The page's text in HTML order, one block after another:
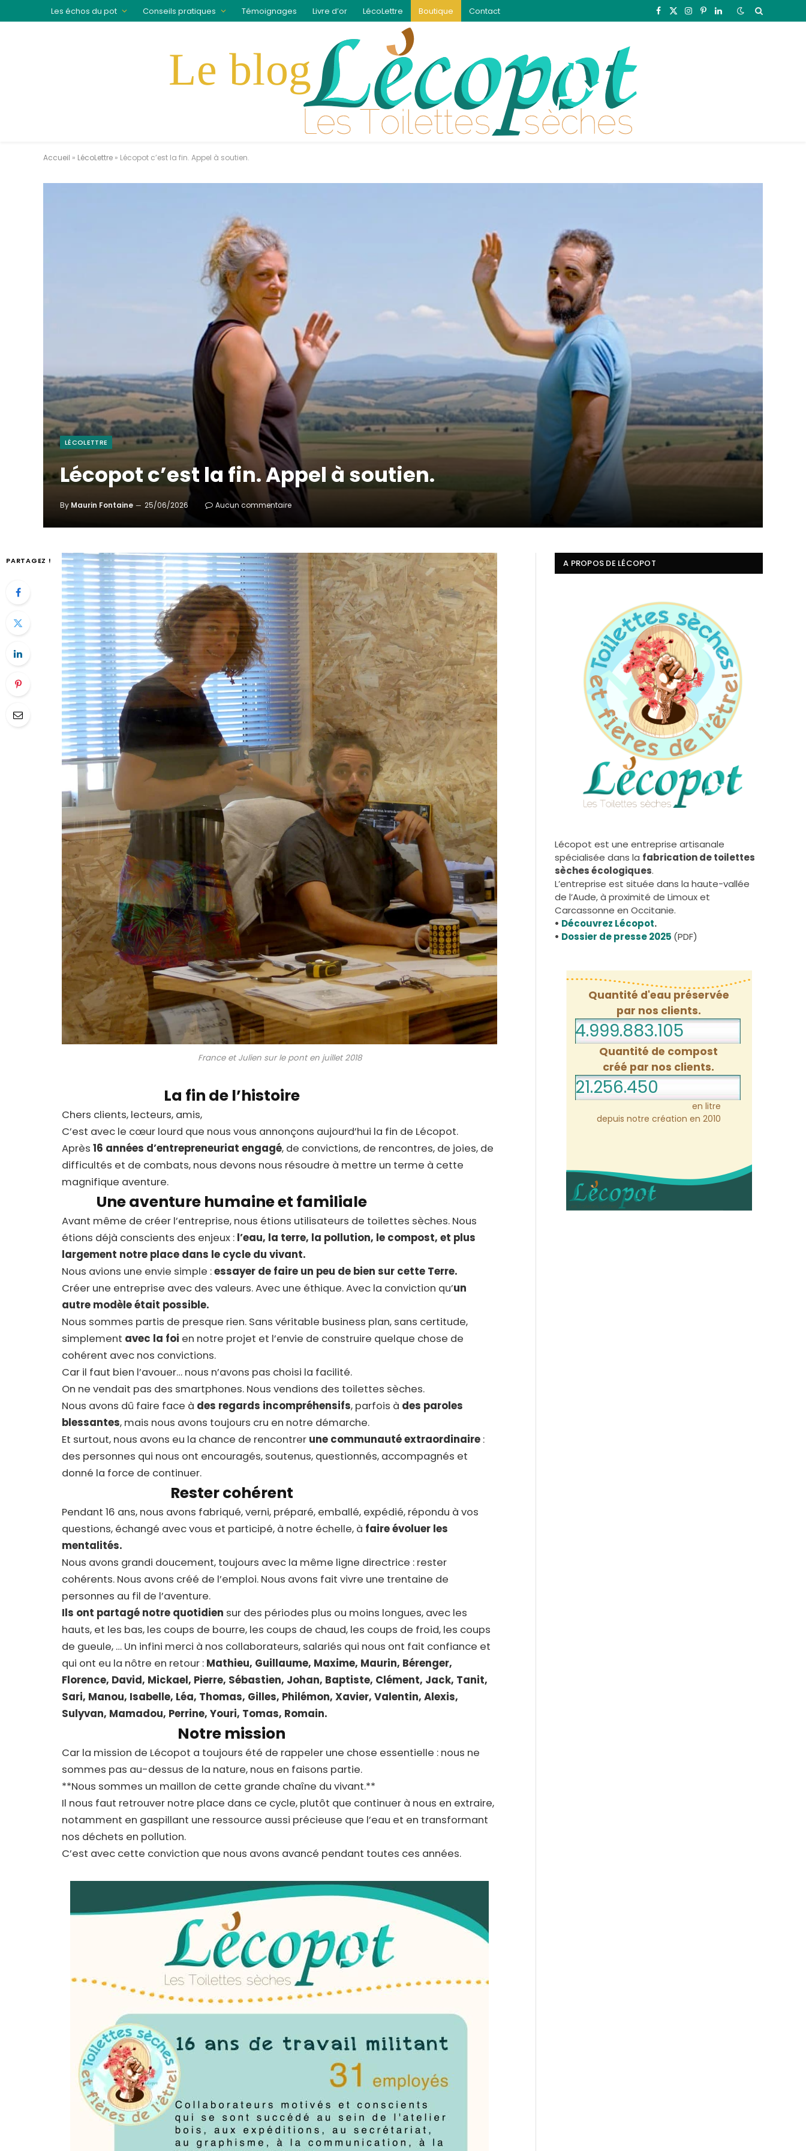
Les échos du pot Conseils pratiques Témoignages Livre d’or LécoLettre Boutique Contact Facebook
X
Instagram
Pinterest
LinkedIn
Accueil » LécoLettre » Lécopot c’est la fin. Appel à soutien.
LÉCOLETTRE
Lécopot c’est la fin. Appel à soutien.
By Maurin Fontaine 25/06/2026 Aucun commentaire
PARTAGEZ !
France et Julien sur le pont en juillet 2018
La fin de l’histoire
Chers clients, lecteurs, amis,
C’est avec le cœur lourd que nous vous annonçons aujourd’hui la fin de Lécopot.
Après 16 années d’entrepreneuriat engagé, de convictions, de rencontres, de joies, de
difficultés et de combats, nous devons nous résoudre à mettre un terme à cette
magnifique aventure.
Une aventure humaine et familiale
Avant même de créer l’entreprise, nous étions utilisateurs de toilettes sèches. Nous
étions déjà conscients des enjeux : l’eau, la terre, la pollution, le compost, et plus
largement notre place dans le cycle du vivant.
Nous avions une envie simple :essayer de faire un peu de bien sur cette Terre.
Créer une entreprise avec des valeurs. Avec une éthique. Avec la conviction qu’un
autre modèle était possible.
Nous sommes partis de presque rien. Sans véritable business plan, sans certitude,
simplement avec la foi en notre projet et l’envie de construire quelque chose de
cohérent avec nos convictions.
Car il faut bien l’avouer… nous n’avons pas choisi la facilité.
On ne vendait pas des smartphones. Nous vendions des toilettes sèches.
Nous avons dû faire face à des regards incompréhensifs, parfois à des paroles
blessantes, mais nous avons toujours cru en notre démarche.
Et surtout, nous avons eu la chance de rencontrer une communauté extraordinaire :
des personnes qui nous ont encouragés, soutenus, questionnés, accompagnés et
donné la force de continuer.
Rester cohérent
Pendant 16 ans, nous avons fabriqué, verni, préparé, emballé, expédié, répondu à vos
questions, échangé avec vous et participé, à notre échelle, à faire évoluer les
mentalités.
Nous avons grandi doucement, toujours avec la même ligne directrice : rester
cohérents. Nous avons créé de l’emploi. Nous avons fait vivre une trentaine de
personnes au fil de l’aventure.
Ils ont partagé notre quotidien sur des périodes plus ou moins longues, avec les
hauts, et les bas, les coups de bourre, les coups de chaud, les coups de froid, les coups
de gueule, … Un infini merci à nos collaborateurs, salariés qui nous ont fait confiance et
qui ont eu la nôtre en retour : Mathieu, Guillaume, Maxime, Maurin, Bérenger,
Florence, David, Mickael, Pierre, Sébastien, Johan, Baptiste, Clément, Jack, Tanit,
Sari, Manou, Isabelle, Léa, Thomas, Gilles, Philémon, Xavier, Valentin, Alexis,
Sulyvan, Mamadou, Perrine, Youri, Tomas, Romain.
Notre mission
Car la mission de Lécopot a toujours été de rappeler une chose essentielle : nous ne
sommes pas au-dessus de la nature, nous en faisons partie.
**Nous sommes un maillon de cette grande chaîne du vivant.**
Il nous faut retrouver notre place dans ce cycle, plutôt que continuer à nous en extraire,
notamment en gaspillant une ressource aussi précieuse que l’eau et en transformant
nos déchets en pollution.
C’est avec cette conviction que nous avons avancé pendant toutes ces années.
A PROPOS DE LÉCOPOT
Lécopot est une entreprise artisanale
spécialisée dans la fabrication de toilettes
sèches écologiques.
L’entreprise est située dans la haute-vallée
de l’Aude, à proximité de Limoux et
Carcassonne en Occitanie.
• Découvrez Lécopot.
• Dossier de presse 2025 (PDF)
Quantité d'eau préservée
par nos clients.
4.999.883.147
Quantité de compost
créé par nos clients.
21.256.450
en litre
depuis notre création en 2010